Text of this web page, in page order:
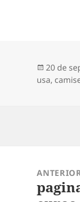
el
20 de
usa,
entradasEntrada